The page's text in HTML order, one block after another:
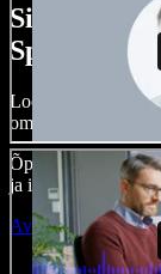
Siin on vaid
Speechify
Loo voice-
oma häält ja pane
Õppimiskõver
ja ideed kiiresti ellu
Ava Studio